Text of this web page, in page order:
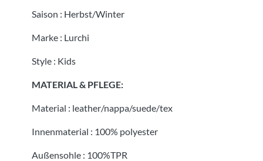
Saison : Herbst/Winter
Marke : Lurchi
Style : Kids
MATERIAL & PFLEGE:
Material : leather/nappa/suede/tex
Innenmaterial : 100% polyester
Außensohle : 100%TPR